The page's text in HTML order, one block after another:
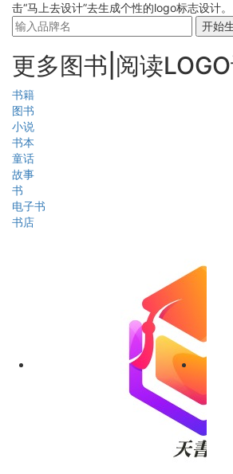
击“马上去设计”去生成个性的logo标志设计。
开始
更多图书|阅读
书籍
图书
小说
书本
童话
故事
书
电子书
书店